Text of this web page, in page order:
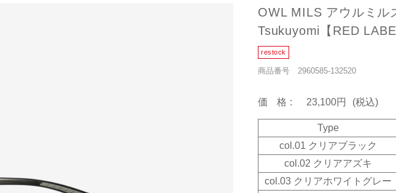
OWL MILS アウルミル
Tsukuyomi【RED
商品番号 2960585-132520
価格 23,100円 (税込)
Type
col.01 クリアブラック
col.02 クリアアズキ
col.03 クリアホワイトグレー